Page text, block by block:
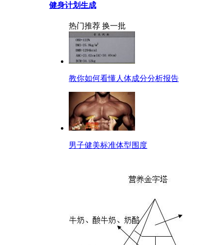
健身计划生成
热门推荐 换一批
教你如何看懂人体成分分析报告
男子健美标准体型围度